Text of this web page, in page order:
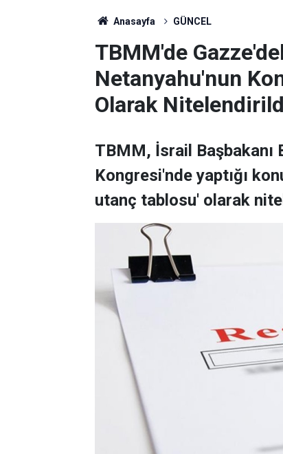
Anasayfa GÜNCEL
TBMM'de
Netanyahu'nun
Olarak
TBMM, İsrail Başbakanı
Kongresi'nde yaptığı
utanç tablosu' olarak